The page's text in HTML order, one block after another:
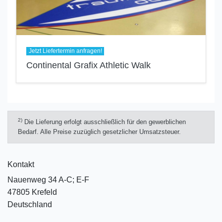
Jetzt Liefertermin anfragen!
Continental Grafix Athletic Walk
2) Die Lieferung erfolgt ausschließlich für den gewerblichen
Bedarf. Alle Preise zuzüglich gesetzlicher Umsatzsteuer.
Kontakt
Nauenweg 34 A-C; E-F
47805 Krefeld
Deutschland